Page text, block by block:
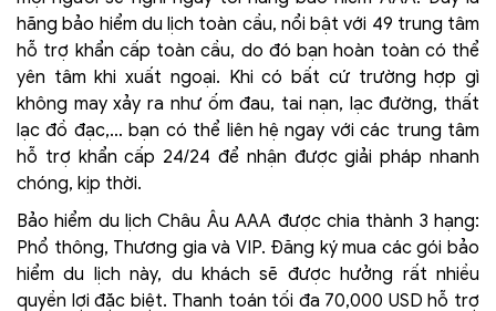
hãng bảo hiểm du lịch toàn cầu, nổi bật với 49 trung tâm
hỗ trợ khẩn cấp toàn cầu, do đó bạn hoàn toàn có thể
yên tâm khi xuất ngoại. Khi có bất cứ trường hợp gì
không may xảy ra như ốm đau, tai nạn, lạc đường, thất
lạc đồ đạc,… bạn có thể liên hệ ngay với các trung tâm
hỗ trợ khẩn cấp 24/24 để nhận được giải pháp nhanh
chóng, kịp thời.
Bảo hiểm du lịch Châu Âu AAA được chia thành 3 hạng:
Phổ thông, Thương gia và VIP. Đăng ký mua các gói bảo
hiểm du lịch này, du khách sẽ được hưởng rất nhiều
quyền lợi đặc biệt. Thanh toán tối đa 70,000 USD hỗ trợ